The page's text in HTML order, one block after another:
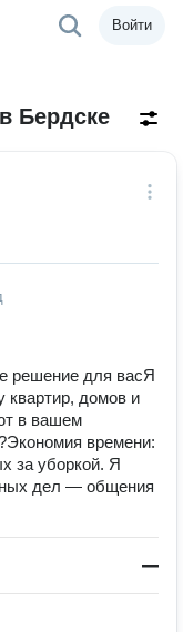
Войти
Бердске
решение для вас ​ Я
квартир, домов и
в вашем
Экономия времени:
за уборкой. Я
дел — общения
—